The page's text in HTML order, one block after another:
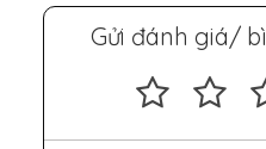
Gửi đánh giá/